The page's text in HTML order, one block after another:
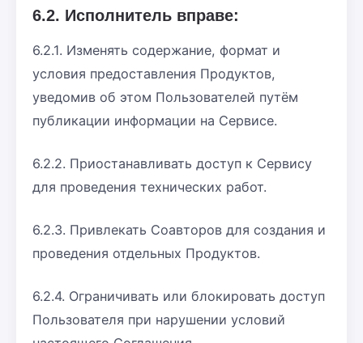
6.2. Исполнитель вправе:
6.2.1. Изменять содержание, формат и
условия предоставления Продуктов,
уведомив об этом Пользователей путём
публикации информации на Сервисе.
6.2.2. Приостанавливать доступ к Сервису
для проведения технических работ.
6.2.3. Привлекать Соавторов для создания и
проведения отдельных Продуктов.
6.2.4. Ограничивать или блокировать доступ
Пользователя при нарушении условий